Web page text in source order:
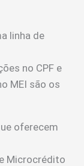
linha de
no CPF e
MEI são os
oferecem
Microcrédito